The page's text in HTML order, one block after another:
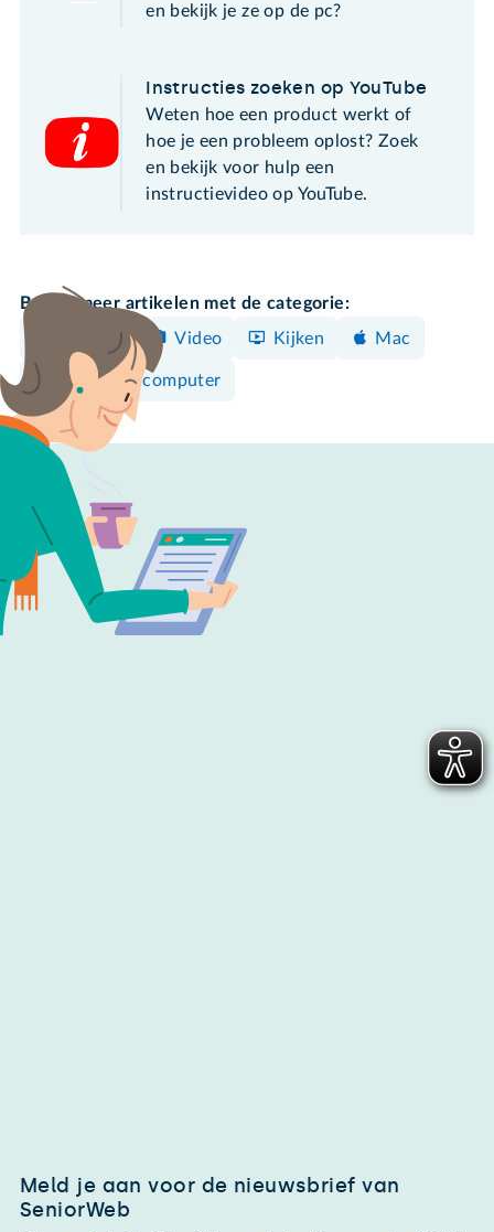
en bekijk je ze op de pc?
Instructies zoeken op YouTube
Weten hoe een product werkt of
hoe je een probleem oplost? Zoek
en bekijk voor hulp een
instructievideo op YouTube.
Bekijk meer artikelen met de categorie:
YouTube
Video Kijken Mac
Windows-computer
Meld je aan voor de nieuwsbrief van
SeniorWeb